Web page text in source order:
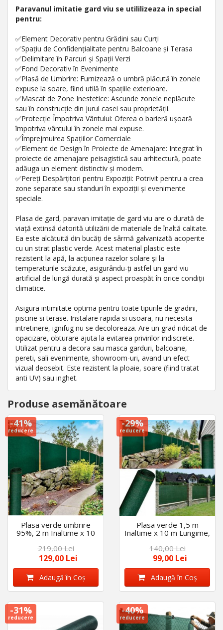
Paravanul imitatie gard viu se utililizeaza in special
pentru:
✅Element Decorativ pentru Grădini sau Curți
✅Spațiu de Confidențialitate pentru Balcoane și Terasa
✅Delimitare în Parcuri și Spații Verzi
✅Fond Decorativ în Evenimente
✅Plasă de Umbrire: Furnizează o umbră plăcută în zonele
expuse la soare, fiind utilă în spațiile exterioare.
✅Mascat de Zone Inestetice: Ascunde zonele neplăcute
sau în construcție din jurul casei sau proprietății.
✅Protecție Împotriva Vântului: Oferea o barieră ușoară
împotriva vântului în zonele mai expuse.
✅Împrejmuirea Spațiilor Comerciale
✅Element de Design în Proiecte de Amenajare: Integrat în
proiecte de amenajare peisagistică sau arhitectură, poate
adăuga un element distinctiv și modern.
✅Pereți Despărțitori pentru Expoziții: Potrivit pentru a crea
zone separate sau standuri în expoziții și evenimente
speciale.
Plasa de gard, paravan imitație de gard viu are o durată de
viață extinsă datorită utilizării de materiale de înaltă calitate.
Ea este alcătuită din bucăți de sârmă galvanizată acoperite
cu un strat plastic verde. Acest material plastic este
rezistent la apă, la acțiunea razelor solare și la
temperaturile scăzute, asigurându-ți astfel un gard viu
artificial de lungă durată și aspect proaspăt în orice condiții
climatice.
Asigura intimitate optima pentru toate tipurile de gradini,
piscine si terase. Instalare rapida si usoara, nu necesita
intretinere, ignifug nu se decoloreaza. Are un grad ridicat de
opacizare, obturare ajuta la evitarea privirilor indiscrete.
Utilizat pentru a decora sau masca garduri, balcoane,
pereti, sali evenimente, showroom-uri, avand un efect
vizual deosebit. Este rezistent la ploaie, soare (fiind tratat
anti UV) sau inghet.
Produse asemănătoare
-41%
reducere
Plasa verde umbrire
95%, 2 m Inaltime x 10
premium, densitate 140
gr/m2
219,00 Lei
129,00 Lei
Adaugă în Coş
-29%
reducere
Plasa verde 1,5 m
Inaltime x 10 m Lungime,
cu grad de umbrire 95%
, Calitate premium, 140
gr/m2
140,00 Lei
99,00 Lei
Adaugă în Coş
-31%
reducere
-40%
reducere